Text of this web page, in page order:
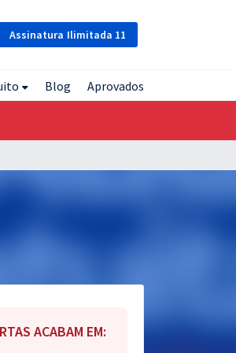
Assinatura Ilimitada 11
Blog Aprovados
ACABAM EM: